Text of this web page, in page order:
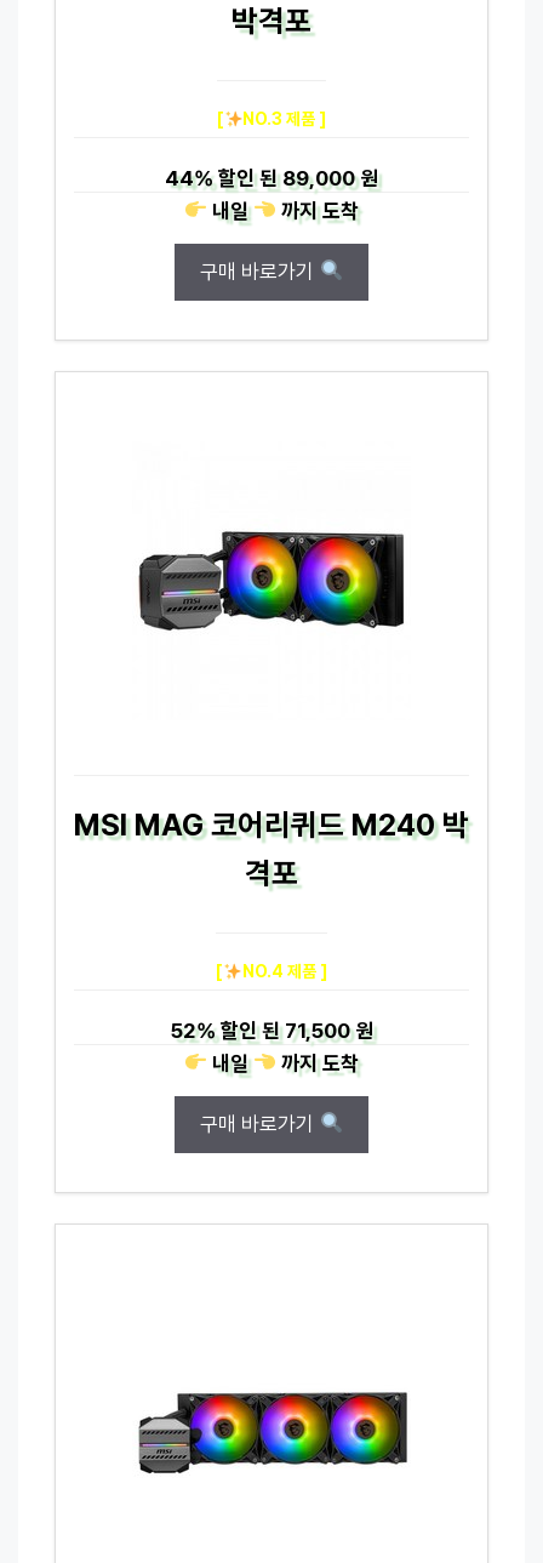
박격포
[ NO.3 제품 ]
44%할인 된89,000 원
내일
까지도착
구매 바로가기
MSI MAG 코어리퀴드 M240 박
격포
[ NO.4 제품 ]
52%할인 된71,500 원
내일
까지도착
구매 바로가기